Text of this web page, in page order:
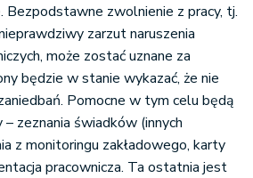
Bezpodstawne zwolnienie z pracy, tj.
zarzut naruszenia
może zostać uznane za
będzie w stanie wykazać, że nie
Pomocne w tym celu będą
zeznania świadków (innych
z monitoringu zakładowego, karty
pracownicza. Ta ostatnia jest